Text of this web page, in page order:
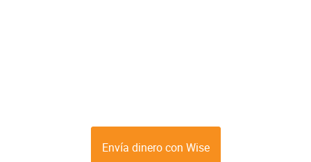
Envía dinero con Wise